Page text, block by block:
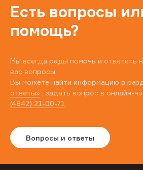
Есть вопросы
помощь?
Мы всегда рады помочь и ответить
вас вопросы.
Вы можете найти информацию в
ответы» , задать вопрос в онлайн-
(4842) 21-00-71
Вопросы и ответы